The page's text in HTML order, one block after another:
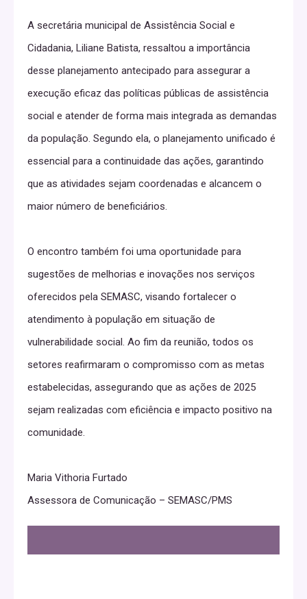
A secretária municipal de Assistência Social e
Cidadania, Liliane Batista, ressaltou a importância
desse planejamento antecipado para assegurar a
execução eficaz das políticas públicas de assistência
social e atender de forma mais integrada as demandas
da população. Segundo ela, o planejamento unificado é
essencial para a continuidade das ações, garantindo
que as atividades sejam coordenadas e alcancem o
maior número de beneficiários.
O encontro também foi uma oportunidade para
sugestões de melhorias e inovações nos serviços
oferecidos pela SEMASC, visando fortalecer o
atendimento à população em situação de
vulnerabilidade social. Ao fim da reunião, todos os
setores reafirmaram o compromisso com as metas
estabelecidas, assegurando que as ações de 2025
sejam realizadas com eficiência e impacto positivo na
comunidade.
Maria Vithoria Furtado
Assessora de Comunicação – SEMASC/PMS